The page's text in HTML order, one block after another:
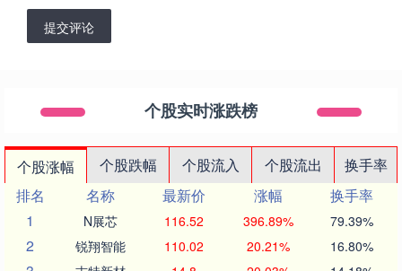
提交评论
个股实时涨跌榜
个股涨幅 个股跌幅 个股流入 个股流出
换手率
排名
名称 最新价 涨幅
换手率
1
N展芯 116.52 396.89% 79.39%
2 锐翔智能 110.02 20.21% 16.80%